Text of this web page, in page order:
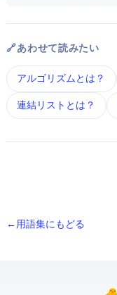
🔗 あわせて読みたい
アルゴリズム とは？
連結リスト とは？
← 用語集にもどる